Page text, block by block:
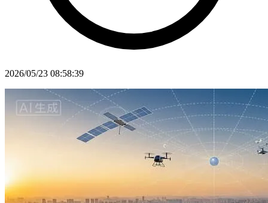
2026/05/23 08:58:39